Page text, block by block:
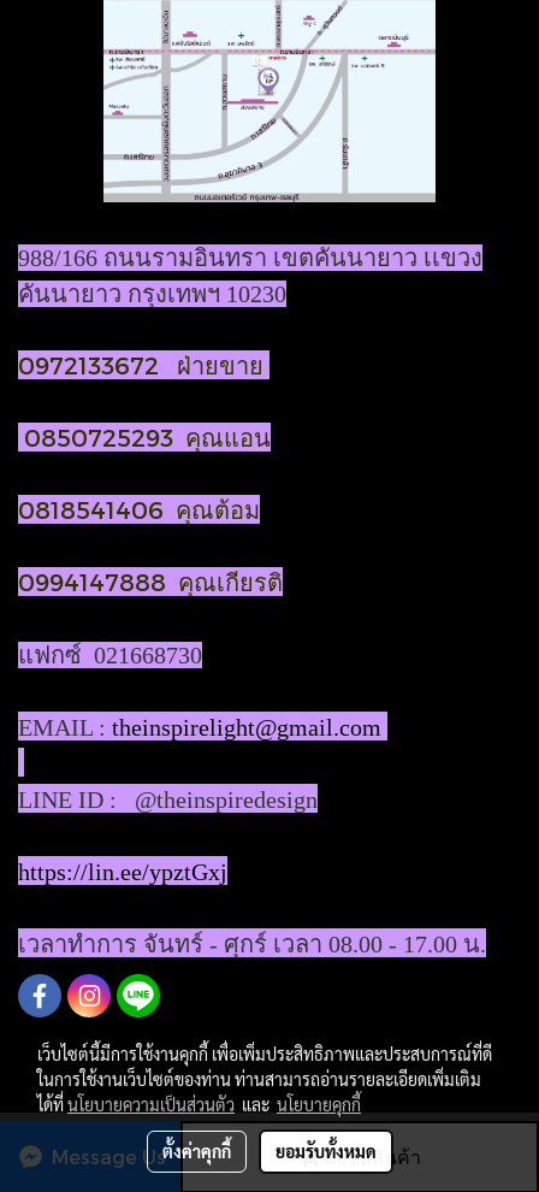
สั่งซื้อสินค้า
Message Us
988/166 ถนนรามอินทรา เขตคันนายาว เเขวง
คันนายาว กรุงเทพฯ 10230
0972133672 ฝ่ายขาย
0850725293 คุณแอน
0818541406 คุณต้อม
0994147888 คุณเกียรติ
แฟกซ์ 021668730
EMAIL : theinspirelight@gmail.com
LINE ID : @theinspiredesign
https://lin.ee/ypztGxj
เวลาทำการ จันทร์ - ศุกร์ เวลา 08.00 - 17.00 น.
ผู้เข้าชมวันนี้ 602
เว็บไซต์นี้มีการใช้งานคุกกี้ เพื่อเพิ่มประสิทธิภาพและประสบการณ์ที่ดี
ในการใช้งานเว็บไซต์ของท่าน ท่านสามารถอ่านรายละเอียดเพิ่มเติม
ได้ที่นโยบายความเป็นส่วนตัว และ นโยบายคุกกี้
ตั้งค่าคุกกี้ ยอมรับทั้งหมด